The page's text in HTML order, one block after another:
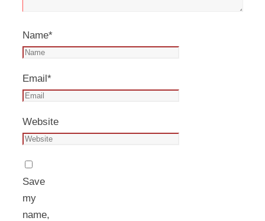
Name*
Email*
Website
Save
my
name,